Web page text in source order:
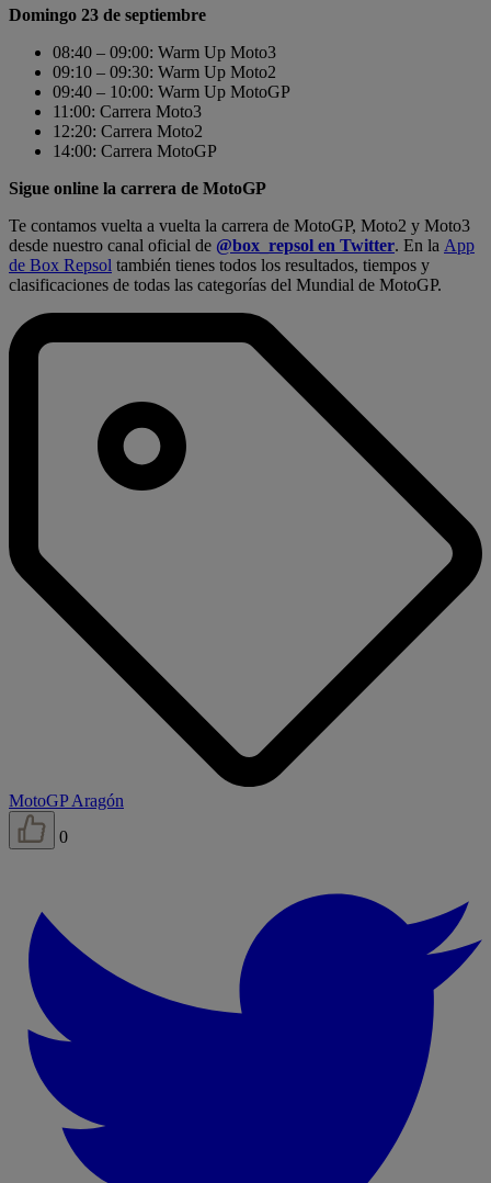
Domingo 23 de septiembre
08:40 – 09:00: Warm Up Moto3
09:10 – 09:30: Warm Up Moto2
09:40 – 10:00: Warm Up MotoGP
11:00: Carrera Moto3
12:20: Carrera Moto2
14:00: Carrera MotoGP
Sigue online la carrera de MotoGP
Te contamos vuelta a vuelta la carrera de MotoGP, Moto2 y Moto3
desde nuestro canal oficial de @box_repsol en Twitter. En la App
de Box Repsol también tienes todos los resultados, tiempos y
clasificaciones de todas las categorías del Mundial de MotoGP.
MotoGP Aragón
0